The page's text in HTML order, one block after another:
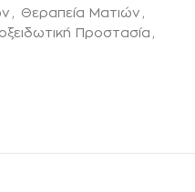
, Θεραπεία Ματιών ,
Προστασία ,